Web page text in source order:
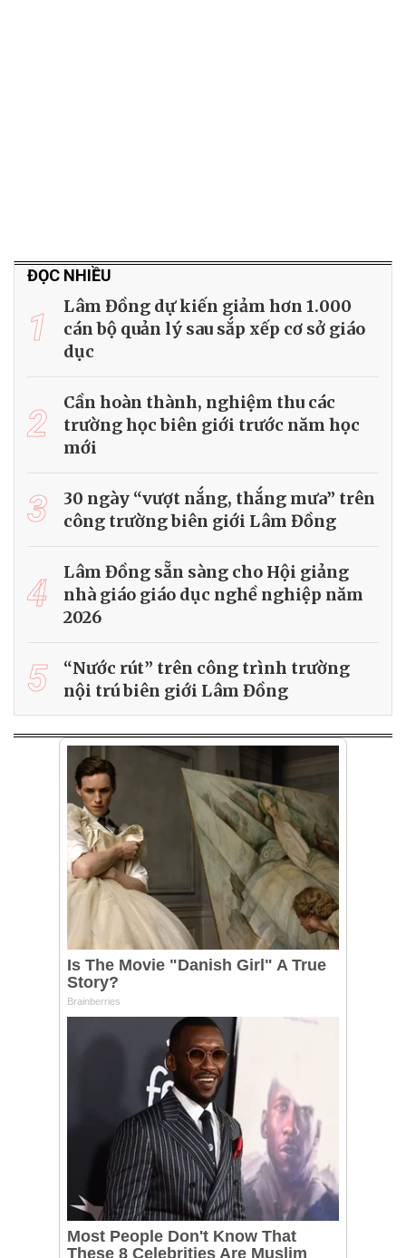
ĐỌC NHIỀU
1
Lâm Đồng dự kiến giảm hơn 1.000
cán bộ quản lý sau sắp xếp cơ sở giáo
dục
2
Cần hoàn thành, nghiệm thu các
trường học biên giới trước năm học
mới
3
30 ngày “vượt nắng, thắng mưa” trên
công trường biên giới Lâm Đồng
4
Lâm Đồng sẵn sàng cho Hội giảng
nhà giáo giáo dục nghề nghiệp năm
2026
5
“Nước rút” trên công trình trường
nội trú biên giới Lâm Đồng